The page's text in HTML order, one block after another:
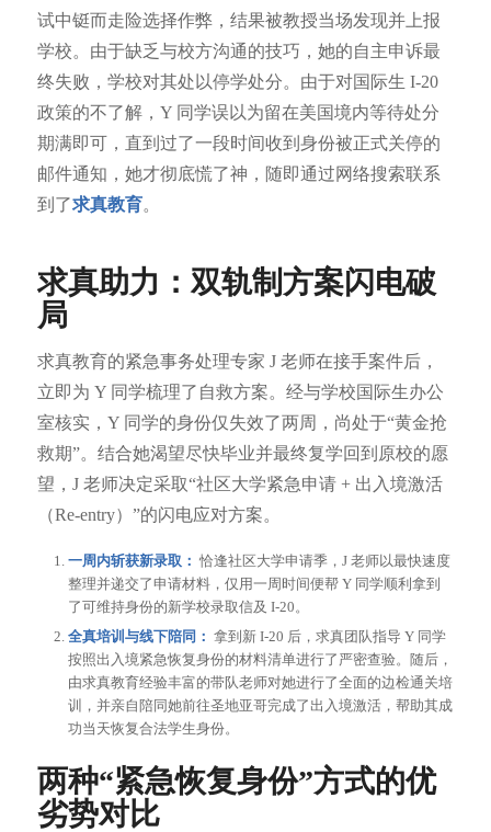
试中铤而走险选择作弊，结果被教授当场发现并上报
学校。由于缺乏与校方沟通的技巧，她的自主申诉最
终失败，学校对其处以停学处分。由于对国际生 I-20
政策的不了解，Y 同学误以为留在美国境内等待处分
期满即可，直到过了一段时间收到身份被正式关停的
邮件通知，她才彻底慌了神，随即通过网络搜索联系
到了求真教育。
求真助力：双轨制方案闪电破
局
求真教育的紧急事务处理专家 J 老师在接手案件后，
立即为 Y 同学梳理了自救方案。经与学校国际生办公
室核实，Y 同学的身份仅失效了两周，尚处于“黄金抢
救期”。结合她渴望尽快毕业并最终复学回到原校的愿
望，J 老师决定采取“社区大学紧急申请 + 出入境激活
（Re-entry）”的闪电应对方案。
一周内斩获新录取： 恰逢社区大学申请季，J 老师以最快速度
整理并递交了申请材料，仅用一周时间便帮 Y 同学顺利拿到
了可维持身份的新学校录取信及 I-20。
全真培训与线下陪同： 拿到新 I-20 后，求真团队指导 Y 同学
按照出入境紧急恢复身份的材料清单进行了严密查验。随后，
由求真教育经验丰富的带队老师对她进行了全面的边检通关培
训，并亲自陪同她前往圣地亚哥完成了出入境激活，帮助其成
功当天恢复合法学生身份。
两种“紧急恢复身份”方式的优
劣势对比